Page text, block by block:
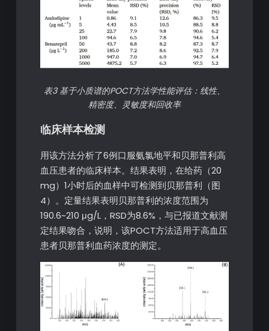
表3 基于小质谱的POCT方法学性能评估：线性、
精密度、灵敏度和回收率
临床样本检测
用该方法分析了6例口服氨氯地平和贝那普利高
血压患者的临床样本。结果表明，在给药（20
mg）1小时后的血样中可检测到贝那普利（图
4）。定量结果表明贝那普利的浓度范围为
190.6~210 μg/L，RSD为8.6%，与已报道文献测
定结果吻合，说明，该POCT方法适用于高血压
患者贝那普利血药浓度的测定。